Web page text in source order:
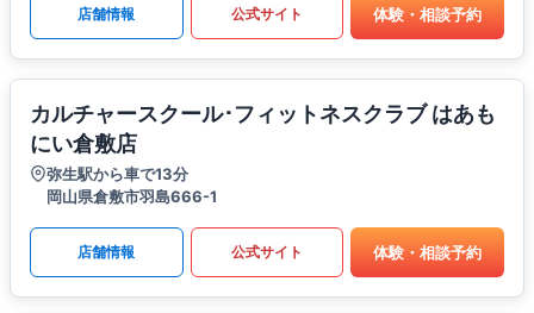
店舗情報 公式サイト 体験・相談予約
カルチャースクール･フィットネスクラブ はあも
にい倉敷店
弥生駅から車で13分
岡山県倉敷市羽島666-1
店舗情報 公式サイト 体験・相談予約